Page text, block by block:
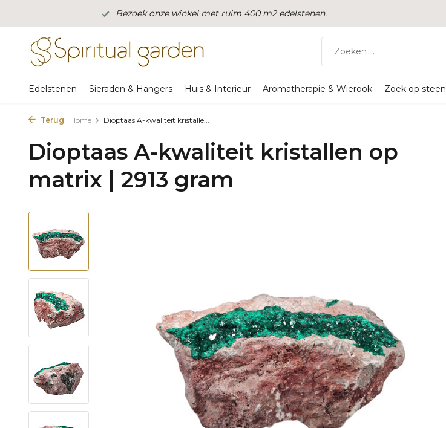
Bezoek onze winkel met ruim 400 m2 edelstenen.
Edelstenen Sieraden & Hangers Huis & Interieur Aromatherapie & Wierook Zoek op steen
Terug Home Dioptaas A-kwaliteit kristalle...
Dioptaas A-kwaliteit kristallen op
matrix | 2913 gram